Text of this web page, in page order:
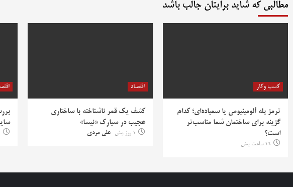
مطالبی که شاید برایتان جالب باشد
کسب وکار
ترمز پله آلومینیومی یا سمباده‌ای؛ کدام
گزینه برای ساختمان شما مناسب‌تر
است؟
19 ساعت پیش
اقتصاد
کشف یک قمر ناشناخته با ساختاری
عجیب در سیارک «نیسا»
1 روز پیش علی مردی